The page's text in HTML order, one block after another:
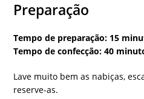
Preparação
Tempo de preparação: 15
Tempo de confecção: 40
Lave muito bem as nabiças,
reserve-as.